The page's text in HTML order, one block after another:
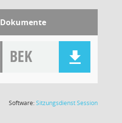
Dokumente
BEK
Software:SitzungsdienstSession(Wird in